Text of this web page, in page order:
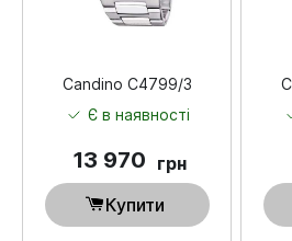
Candino C4799/3
Є в наявності
13 970 грн
Купити